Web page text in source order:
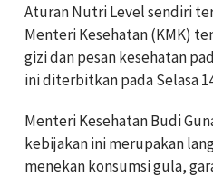
Aturan Nutri Level sendiri
Menteri Kesehatan (KMK)
gizi dan pesan kesehatan
ini diterbitkan pada Selasa
Menteri Kesehatan Budi
kebijakan ini merupakan
menekan konsumsi gula,